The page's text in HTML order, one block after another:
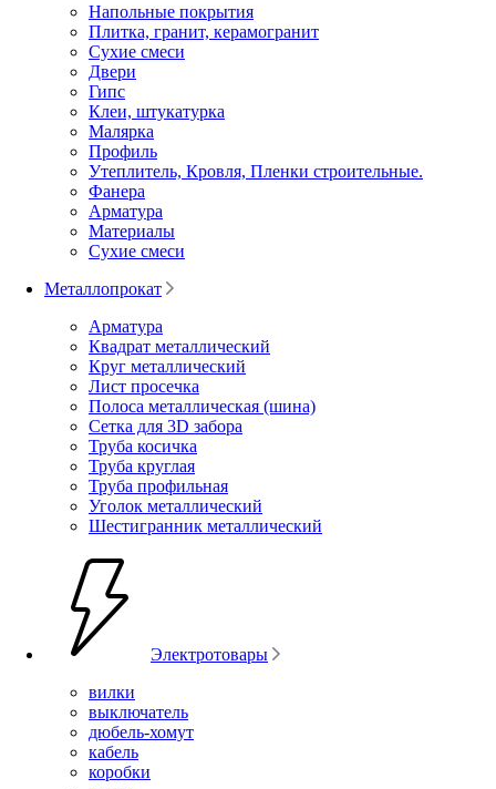
Напольные покрытия
Плитка, гранит, керамогранит
Сухие смеси
Двери
Гипс
Клеи, штукатурка
Малярка
Профиль
Утеплитель, Кровля, Пленки строительные.
Фанера
Арматура
Материалы
Сухие смеси
Металлопрокат
Арматура
Квадрат металлический
Круг металлический
Лист просечка
Полоса металлическая (шина)
Сетка для 3D забора
Труба косичка
Труба круглая
Труба профильная
Уголок металлический
Шестигранник металлический
Электротовары
вилки
выключатель
дюбель-хомут
кабель
коробки